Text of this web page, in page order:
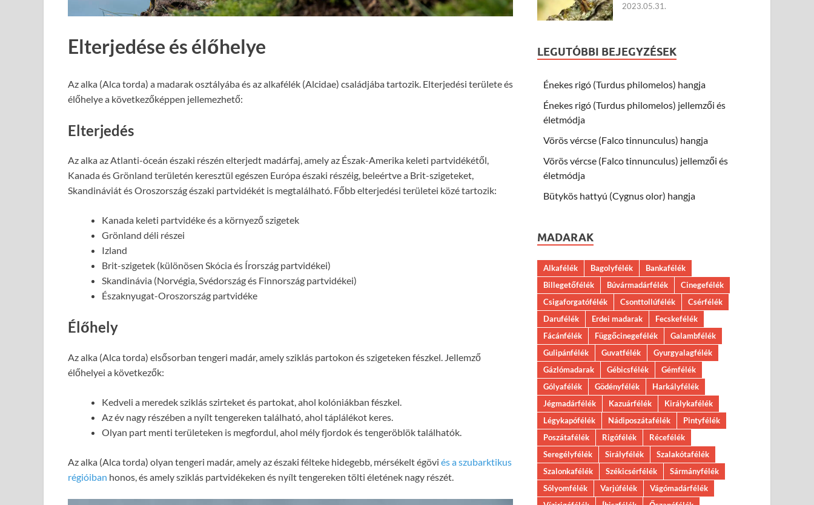
Elterjedése és élőhelye
Az alka (Alca torda) a madarak osztályába és az alkafélék (Alcidae) családjába tartozik. Elterjedési területe és
élőhelye a következőképpen jellemezhető:
Elterjedés
Az alka az Atlanti-óceán északi részén elterjedt madárfaj, amely az Észak-Amerika keleti partvidékétől,
Kanada és Grönland területén keresztül egészen Európa északi részéig, beleértve a Brit-szigeteket,
Skandináviát és Oroszország északi partvidékét is megtalálható. Főbb elterjedési területei közé tartozik:
Kanada keleti partvidéke és a környező szigetek
Grönland déli részei
Izland
Brit-szigetek (különösen Skócia és Írország partvidékei)
Skandinávia (Norvégia, Svédország és Finnország partvidékei)
Északnyugat-Oroszország partvidéke
Élőhely
Az alka (Alca torda) elsősorban tengeri madár, amely sziklás partokon és szigeteken fészkel. Jellemző
élőhelyei a következők:
Kedveli a meredek sziklás szirteket és partokat, ahol kolóniákban fészkel.
Az év nagy részében a nyílt tengereken található, ahol táplálékot keres.
Olyan part menti területeken is megfordul, ahol mély fjordok és tengeröblök találhatók.
Az alka (Alca torda) olyan tengeri madár, amely az északi félteke hidegebb, mérsékelt égövi és a szubarktikus
régióiban honos, és amely sziklás partvidékeken és nyílt tengereken tölti életének nagy részét.
2023.05.31.
LEGUTÓBBI BEJEGYZÉSEK
Énekes rigó (Turdus philomelos) hangja
Énekes rigó (Turdus philomelos) jellemzői és
életmódja
Vörös vércse (Falco tinnunculus) hangja
Vörös vércse (Falco tinnunculus) jellemzői és
életmódja
Bütykös hattyú (Cygnus olor) hangja
MADARAK
Alkafélék Bagolyfélék
Bankafélék
Billegetőfélék
Búvármadárfélék
Cinegefélék
Csigaforgatófélék
Csonttollúfélék
Csérfélék
Darufélék
Erdei madarak
Fecskefélék
Fácánfélék
Függőcinegefélék
Galambfélék
Gulipánfélék
Guvatfélék
Gyurgyalagfélék
Gázlómadarak
Gébicsfélék
Gémfélék
Gólyafélék
Gödényfélék
Harkályfélék
Jégmadárfélék
Kazuárfélék
Királykafélék
Légykapófélék
Nádiposzátafélék
Pintyfélék
Poszátafélék
Rigófélék
Récefélék
Seregélyfélék
Sirályfélék
Szalakótafélék
Szalonkafélék
Székicsérfélék
Sármányfélék
Sólyomfélék
Varjúfélék
Vágómadárfélék